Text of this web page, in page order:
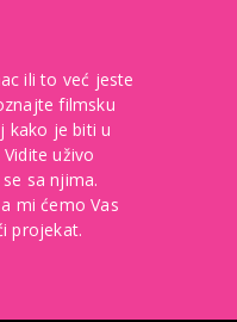
ili to već jeste
filmsku
kako je biti u
uživo
sa njima.
mi ćemo Vas
projekat.